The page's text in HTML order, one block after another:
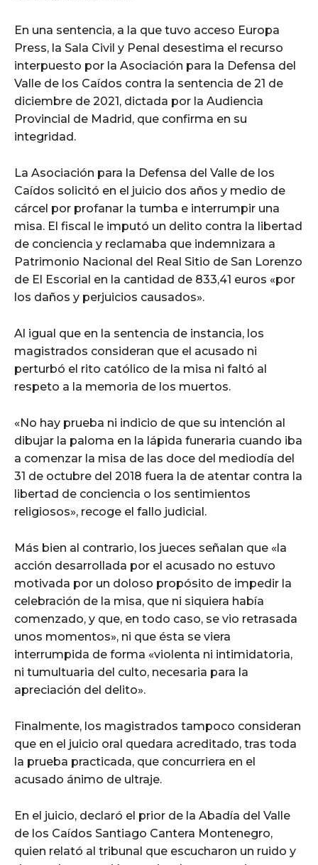
En una sentencia, a la que tuvo acceso Europa
Press, la Sala Civil y Penal desestima el recurso
interpuesto por la Asociación para la Defensa del
Valle de los Caídos contra la sentencia de 21 de
diciembre de 2021, dictada por la Audiencia
Provincial de Madrid, que confirma en su
integridad.
La Asociación para la Defensa del Valle de los
Caídos solicitó en el juicio dos años y medio de
cárcel por profanar la tumba e interrumpir una
misa. El fiscal le imputó un delito contra la libertad
de conciencia y reclamaba que indemnizara a
Patrimonio Nacional del Real Sitio de San Lorenzo
de El Escorial en la cantidad de 833,41 euros «por
los daños y perjuicios causados».
Al igual que en la sentencia de instancia, los
magistrados consideran que el acusado ni
perturbó el rito católico de la misa ni faltó al
respeto a la memoria de los muertos.
«No hay prueba ni indicio de que su intención al
dibujar la paloma en la lápida funeraria cuando iba
a comenzar la misa de las doce del mediodía del
31 de octubre del 2018 fuera la de atentar contra la
libertad de conciencia o los sentimientos
religiosos», recoge el fallo judicial.
Más bien al contrario, los jueces señalan que «la
acción desarrollada por el acusado no estuvo
motivada por un doloso propósito de impedir la
celebración de la misa, que ni siquiera había
comenzado, y que, en todo caso, se vio retrasada
unos momentos», ni que ésta se viera
interrumpida de forma «violenta ni intimidatoria,
ni tumultuaria del culto, necesaria para la
apreciación del delito».
Finalmente, los magistrados tampoco consideran
que en el juicio oral quedara acreditado, tras toda
la prueba practicada, que concurriera en el
acusado ánimo de ultraje.
En el juicio, declaró el prior de la Abadía del Valle
de los Caídos Santiago Cantera Montenegro,
quien relató al tribunal que escucharon un ruido y